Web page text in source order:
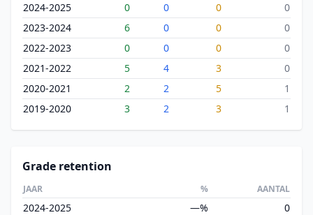
2024-2025 0 0 0
0
2023-2024
6 0 0
0
2022-2023
0 0 0
0
2021-2022
5 4 3
0
2020-2021
2 2 5
1
2019-2020
3 2 3 1
Grade retention
JAAR % AANTAL
2024-2025 —%
0